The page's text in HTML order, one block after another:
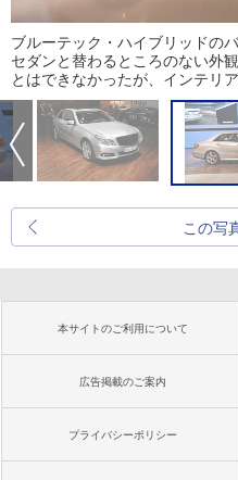
ブルーテック・ハイブリッドの
セダンと替わるところのない外
とはできなかったが、インテリ
この写
本サイトのご利用について
広告掲載のご案内
プライバシーポリシー